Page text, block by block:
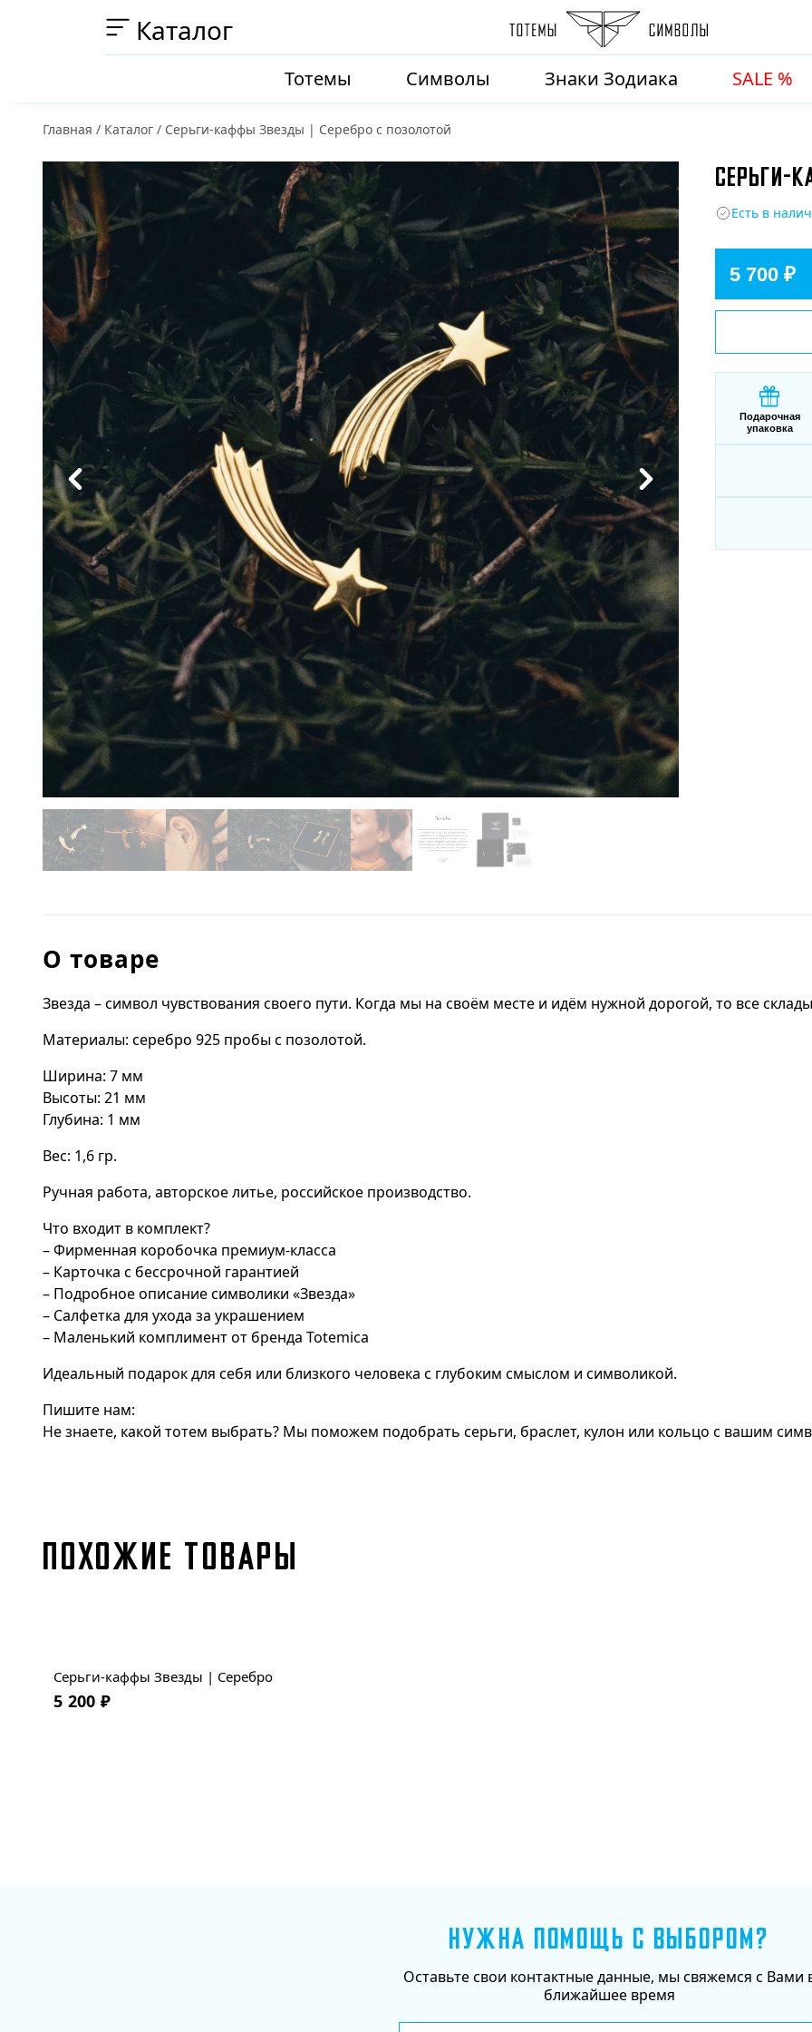
Каталог
Тотемы Символы Знаки Зодиака SALE %
Главная / Каталог / Серьги-каффы Звезды | Серебро с позолотой
СЕРЬГИ-
Есть в
5 700 ₽
Подарочная
упаковка
О товаре
Звезда – символ чувствования своего пути. Когда мы на своём месте и идём нужной дорогой, то все
Материалы: серебро 925 пробы с позолотой.
Ширина: 7 мм
Высоты: 21 мм
Глубина: 1 мм
Вес: 1,6 гр.
Ручная работа, авторское литье, российское производство.
Что входит в комплект?
– Фирменная коробочка премиум-класса
– Карточка с бессрочной гарантией
– Подробное описание символики «Звезда»
– Салфетка для ухода за украшением
– Маленький комплимент от бренда Totemica
Идеальный подарок для себя или близкого человека с глубоким смыслом и символикой.
Пишите нам:
Не знаете, какой тотем выбрать? Мы поможем подобрать серьги, браслет, кулон или кольцо с вашим
ПОХОЖИЕ ТОВАРЫ
Серьги-каффы Звезды | Серебро
5 200 ₽
НУЖНА ПОМОЩЬ С ВЫБОРОМ?
Оставьте свои контактные данные, мы свяжемся с Вами
ближайшее время